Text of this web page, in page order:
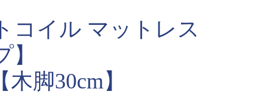
コイル マットレス
脚30cm】